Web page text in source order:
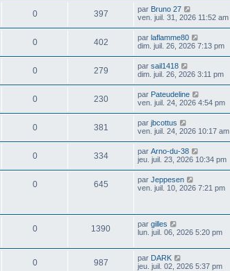
0 397 par Bruno 27
ven. juil. 31, 2026 11:52 am
0 402 par laflamme80
dim. juil. 26, 2026 7:13 pm
0 279 par sail1418
dim. juil. 26, 2026 3:11 pm
0 230 par Pateudeline
ven. juil. 24, 2026 4:54 pm
0 381 par jbcottus
ven. juil. 24, 2026 10:17 am
0 334 par Arno-du-38
jeu. juil. 23, 2026 10:34 pm
0 645 par Jeppesen
ven. juil. 10, 2026 7:21 pm
0 1390 par gilles
lun. juil. 06, 2026 5:20 pm
0 987 par DARK
jeu. juil. 02, 2026 5:37 pm